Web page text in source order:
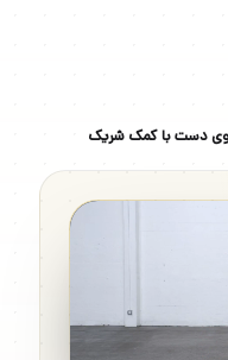
دست با کمک شریک